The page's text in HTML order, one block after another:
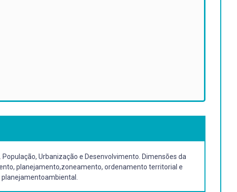
Urbanização e Desenvolvimento. Dimensões da
planejamento,zoneamento, ordenamento territorial e